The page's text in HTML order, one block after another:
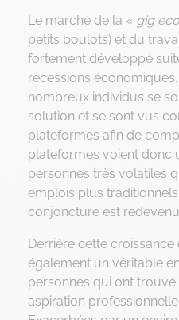
Le marché de la « gig
petits boulots) et du
fortement développé
récessions
nombreux individus se
solution et se sont vus
plateformes afin de
plateformes voient donc
personnes très volatiles
emplois plus
conjoncture est
Derrière cette
également un véritable
personnes qui ont
aspiration